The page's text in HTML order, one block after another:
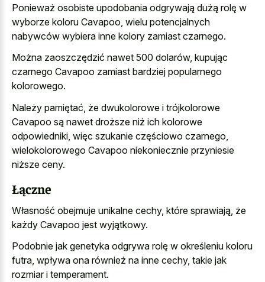
Ponieważ osobiste upodobania odgrywają dużą rolę w
wyborze koloru Cavapoo, wielu potencjalnych
nabywców wybiera inne kolory zamiast czarnego.
Można zaoszczędzić nawet 500 dolarów, kupując
czarnego Cavapoo zamiast bardziej popularnego
kolorowego.
Należy pamiętać, że dwukolorowe i trójkolorowe
Cavapoo są nawet droższe niż ich kolorowe
odpowiedniki, więc szukanie częściowo czarnego,
wielokolorowego Cavapoo niekoniecznie przyniesie
niższe ceny.
Łączne
Własność obejmuje unikalne cechy, które sprawiają, że
każdy Cavapoo jest wyjątkowy.
Podobnie jak genetyka odgrywa rolę w określeniu koloru
futra, wpływa ona również na inne cechy, takie jak
rozmiar i temperament.